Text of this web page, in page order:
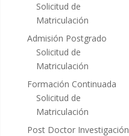
Solicitud de
Matriculación
Admisión Postgrado
Solicitud de
Matriculación
Formación Continuada
Solicitud de
Matriculación
Post Doctor Investigación